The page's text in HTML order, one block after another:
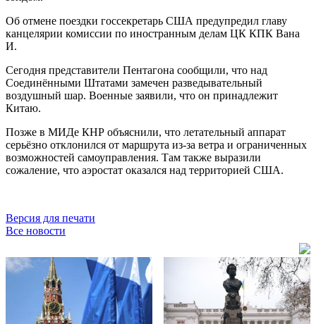
Об отмене поездки госсекретарь США предупредил главу
канцелярии комиссии по иностранным делам ЦК КПК Вана
И.
Сегодня представители Пентагона сообщили, что над
Соединёнными Штатами замечен разведывательный
воздушный шар. Военные заявили, что он принадлежит
Китаю.
Позже в МИДе КНР объяснили, что летательный аппарат
серьёзно отклонился от маршрута из-за ветра и ограниченных
возможностей самоуправления. Там также выразили
сожаление, что аэростат оказался над территорией США.
Версия для печати
Все новости